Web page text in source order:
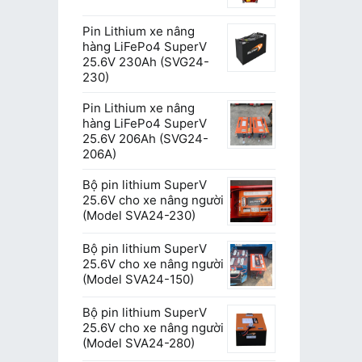
Pin Lithium xe nâng
hàng LiFePo4 SuperV
25.6V 230Ah (SVG24-
230)
Pin Lithium xe nâng
hàng LiFePo4 SuperV
25.6V 206Ah (SVG24-
206A)
Bộ pin lithium SuperV
25.6V cho xe nâng người
(Model SVA24-230)
Bộ pin lithium SuperV
25.6V cho xe nâng người
(Model SVA24-150)
Bộ pin lithium SuperV
25.6V cho xe nâng người
(Model SVA24-280)